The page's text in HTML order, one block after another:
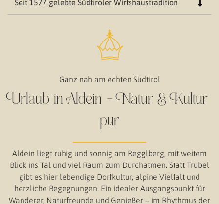
Seit 1577 gelebte Südtiroler Wirtshaustradition
Urlaub in Aldein – Natur & Kultur
pur
Ganz nah am echten Südtirol
Aldein liegt ruhig und sonnig am Regglberg, mit weitem
Blick ins Tal und viel Raum zum Durchatmen. Statt Trubel
gibt es hier lebendige Dorfkultur, alpine Vielfalt und
herzliche Begegnungen. Ein idealer Ausgangspunkt für
Wanderer, Naturfreunde und Genießer – im Rhythmus der